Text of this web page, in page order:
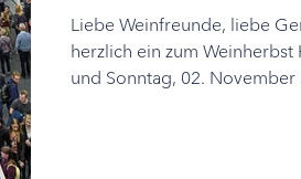
Liebe Weinfreunde, liebe
herzlich ein zum Weinherbst
und Sonntag, 02. November